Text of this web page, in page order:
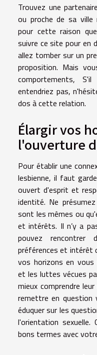
Trouvez une
ou proche de sa
pour cette raison
suivre ce site pour en
allez tomber sur un
proposition. Mais
comportements,
entendriez pas,
dos à cette relation.
Élargir vos
l'ouverture
Pour établir une
lesbienne, il faut
ouvert d'esprit et
identité. Ne
sont les mêmes ou
et intérêts. Il n’y a
pouvez rencontrer
préférences et intérêt
vos horizons en vous
et les luttes vécues
mieux comprendre
remettre en question
éduquer sur les
l'orientation
bons termes avec